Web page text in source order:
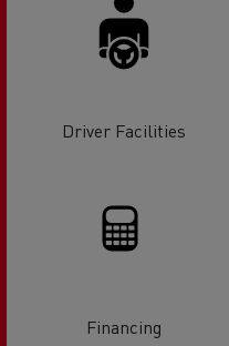
Driver Facilities
Financing